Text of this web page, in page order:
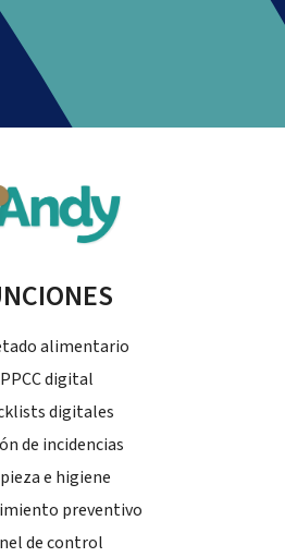
alimentario
digital
digitales
de incidencias
e higiene
preventivo
de control